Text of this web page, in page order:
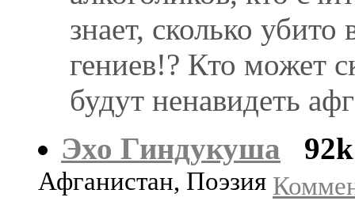
знает, сколько
гениев!? Кто может
будут ненавидеть
Эхо Гиндукуша
92k
Афганистан, Поэзия